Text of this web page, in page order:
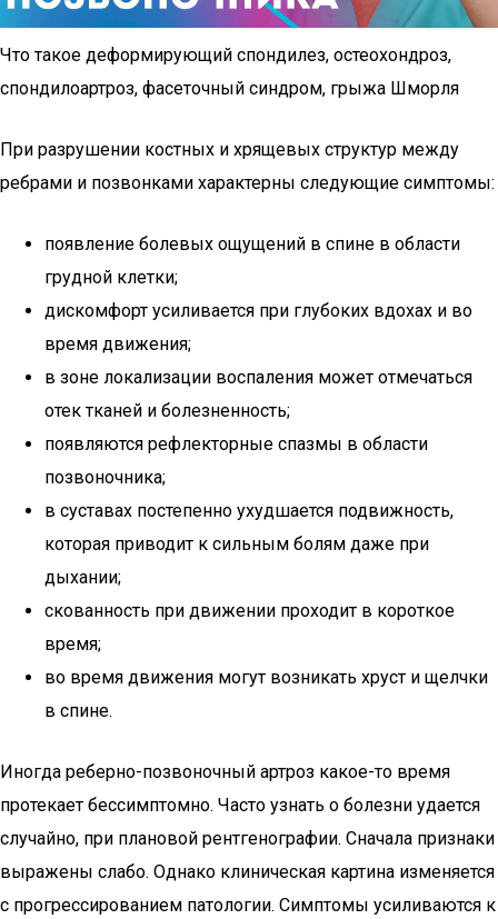
Что такое деформирующий спондилез, остеохондроз,
спондилоартроз, фасеточный синдром, грыжа Шморля
При разрушении костных и хрящевых структур между
ребрами и позвонками характерны следующие симптомы:
появление болевых ощущений в спине в области
грудной клетки;
дискомфорт усиливается при глубоких вдохах и во
время движения;
в зоне локализации воспаления может отмечаться
отек тканей и болезненность;
появляются рефлекторные спазмы в области
позвоночника;
в суставах постепенно ухудшается подвижность,
которая приводит к сильным болям даже при
дыхании;
скованность при движении проходит в короткое
время;
во время движения могут возникать хруст и щелчки
в спине.
Иногда реберно-позвоночный артроз какое-то время
протекает бессимптомно. Часто узнать о болезни удается
случайно, при плановой рентгенографии. Сначала признаки
выражены слабо. Однако клиническая картина изменяется
с прогрессированием патологии. Симптомы усиливаются к